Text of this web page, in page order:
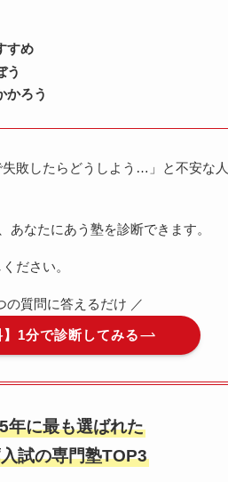
すめ
う
かろう
敗したらどうしよう…」と不安な
あなたにあう塾を診断できます。
ださい。
の質問に答えるだけ ／
】1分で診断してみる
年に最も選ばれた
試の専門塾TOP3